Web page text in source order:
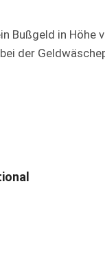
Bußgeld in Höhe
der